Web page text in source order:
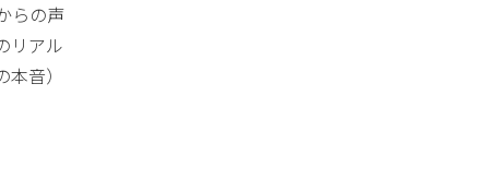
らの声
リアル
音）